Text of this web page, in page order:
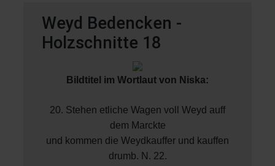
Weyd Bedencken -
Holzschnitte 18
Bildtitel im Wortlaut von Niska:
20. Stehen etliche Wagen voll Weyd auff
dem Marckte
und kommen die Weydkauffer und kauffen
drumb. N. 22.